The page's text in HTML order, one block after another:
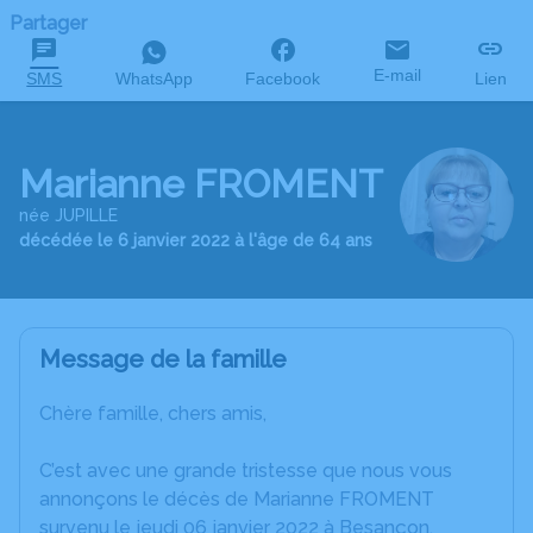
Partager
SMS WhatsApp Facebook E-mail Lien
Marianne FROMENT
née JUPILLE
décédée le 6 janvier 2022 à l'âge de 64 ans
Message de la famille
Chère famille, chers amis,
C’est avec une grande tristesse que nous vous
annonçons le décès de Marianne FROMENT
survenu le jeudi 06 janvier 2022 à Besançon.